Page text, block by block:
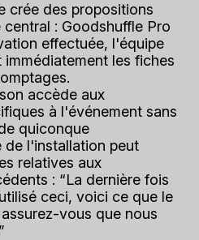
crée des propositions
: Goodshuffle Pro
effectuée, l'équipe
les fiches
accède aux
à l'événement sans
quiconque
de l'installation peut
relatives aux
: “La dernière fois
ceci, voici ce que le
vous que nous